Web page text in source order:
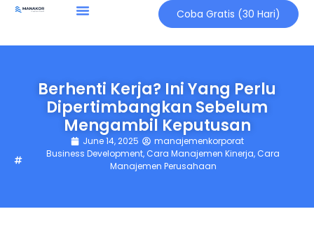
Coba Gratis (30 Hari)
Berhenti Kerja? Ini Yang Perlu
Dipertimbangkan Sebelum
Mengambil Keputusan
June 14, 2025
manajemenkorporat
Business Development, Cara Manajemen Kinerja, Cara
Manajemen Perusahaan